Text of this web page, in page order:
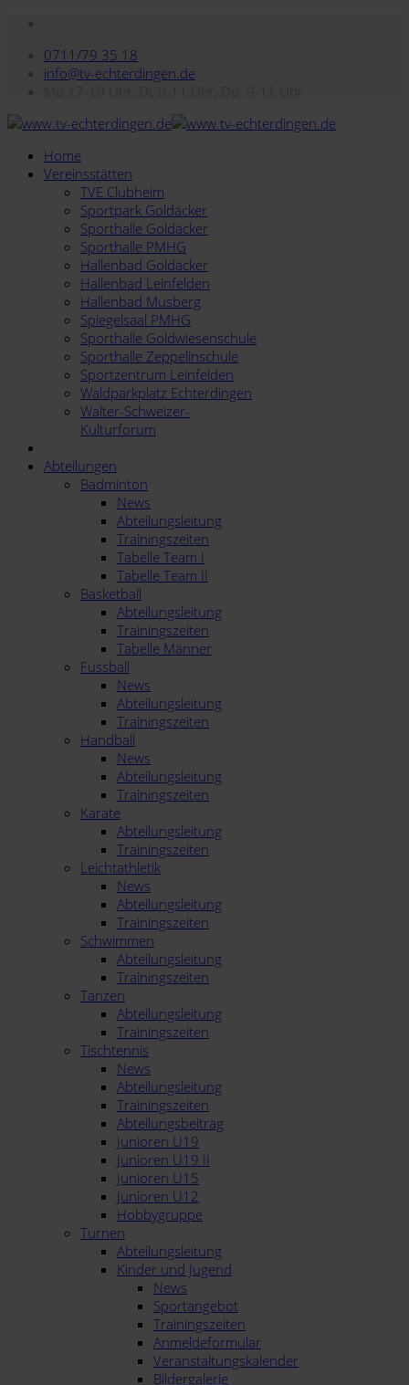
0711/79 35 18
info@tv-echterdingen.de
Home
Vereinsstätten
TVE Clubheim
Sportpark Goldäcker
Sporthalle Goldäcker
Sporthalle PMHG
Hallenbad Goldäcker
Hallenbad Leinfelden
Hallenbad Musberg
Spiegelsaal PMHG
Sporthalle Goldwiesenschule
Sporthalle Zeppelinschule
Sportzentrum Leinfelden
Waldparkplatz Echterdingen
Walter-Schweizer-
Kulturforum
Abteilungen
Badminton
News
Abteilungsleitung
Trainingszeiten
Tabelle Team I
Tabelle Team II
Basketball
Abteilungsleitung
Trainingszeiten
Tabelle Männer
Fussball
News
Abteilungsleitung
Trainingszeiten
Handball
News
Abteilungsleitung
Trainingszeiten
Karate
Abteilungsleitung
Trainingszeiten
Leichtathletik
News
Abteilungsleitung
Trainingszeiten
Schwimmen
Abteilungsleitung
Trainingszeiten
Tanzen
Abteilungsleitung
Trainingszeiten
Tischtennis
News
Abteilungsleitung
Trainingszeiten
Abteilungsbeitrag
Junioren U19
Junioren U19 II
Junioren U15
Junioren U12
Hobbygruppe
Turnen
Abteilungsleitung
Kinder und Jugend
News
Sportangebot
Trainingszeiten
Anmeldeformular
Veranstaltungskalender
Bildergalerie